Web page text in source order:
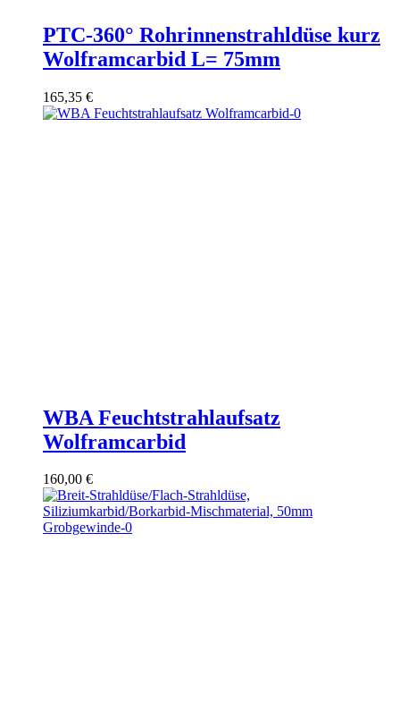
PTC-360° Rohrinnenstrahldüse kurz
Wolframcarbid L= 75mm
165,35 €
WBA Feuchtstrahlaufsatz
Wolframcarbid
160,00 €